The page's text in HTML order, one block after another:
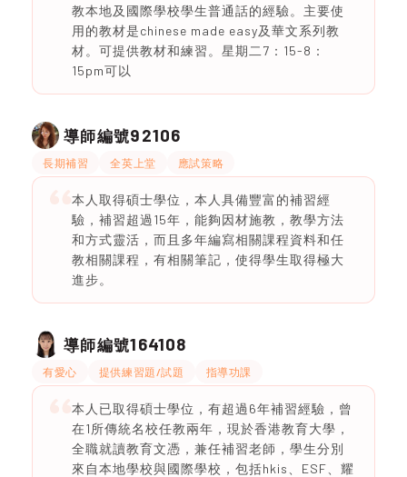
教本地及國際學校學生普通話的經驗。主要使
用的教材是chinese made easy及華文系列教
材。可提供教材和練習。星期二7：15-8：
15pm可以
導師編號92106
長期補習 全英上堂 應試策略
本人取得碩士學位，本人具備豐富的補習經
驗，補習超過15年，能夠因材施教，教學方法
和方式靈活，而且多年編寫相關課程資料和任
教相關課程，有相關筆記，使得學生取得極大
進步。
導師編號164108
有愛心 提供練習題/試題 指導功課
本人已取得碩士學位，有超過6年補習經驗，曾
在1所傳統名校任教兩年，現於香港教育大學，
全職就讀教育文憑，兼任補習老師，學生分別
來自本地學校與國際學校，包括hkis、ESF、耀